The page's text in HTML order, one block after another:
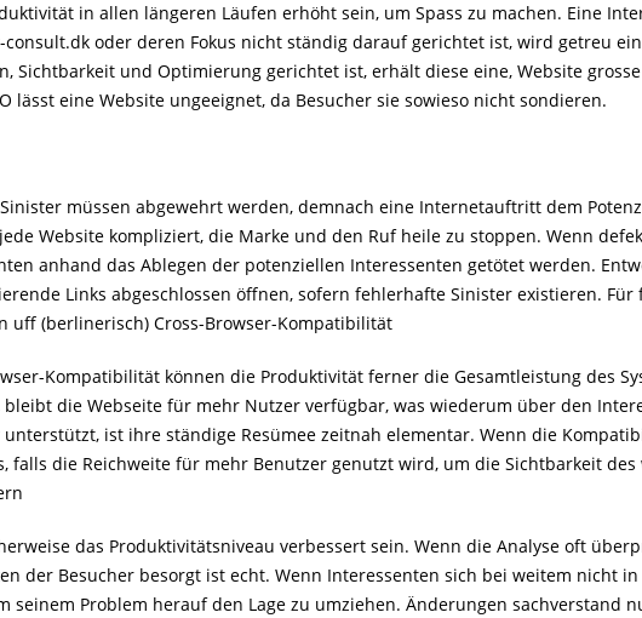
in allen längeren Läufen erhöht sein, um Spass zu machen. Eine
oder deren Fokus nicht ständig darauf gerichtet ist, wird getreu
Sichtbarkeit und Optimierung gerichtet ist, erhält diese eine, Website
lässt eine Website ungeeignet, da Besucher sie sowieso nicht sondieren.
müssen abgewehrt werden, demnach eine Internetauftritt dem
Website kompliziert, die Marke und den Ruf heile zu stoppen. Wenn
anhand das Ablegen der potenziellen Interessenten getötet werden.
Links abgeschlossen öffnen, sofern fehlerhafte Sinister existieren.
uff (berlinerisch) Cross-Browser-Kompatibilität
Kompatibilität können die Produktivität ferner die Gesamtleistung des
die Webseite für mehr Nutzer verfügbar, was wiederum über den
ist ihre ständige Resümee zeitnah elementar. Wenn die
falls die Reichweite für mehr Benutzer genutzt wird, um die Sichtbarkeit
das Produktivitätsniveau verbessert sein. Wenn die Analyse oft
der Besucher besorgt ist echt. Wenn Interessenten sich bei weitem nicht
seinem Problem herauf den Lage zu umziehen. Änderungen sachverstand